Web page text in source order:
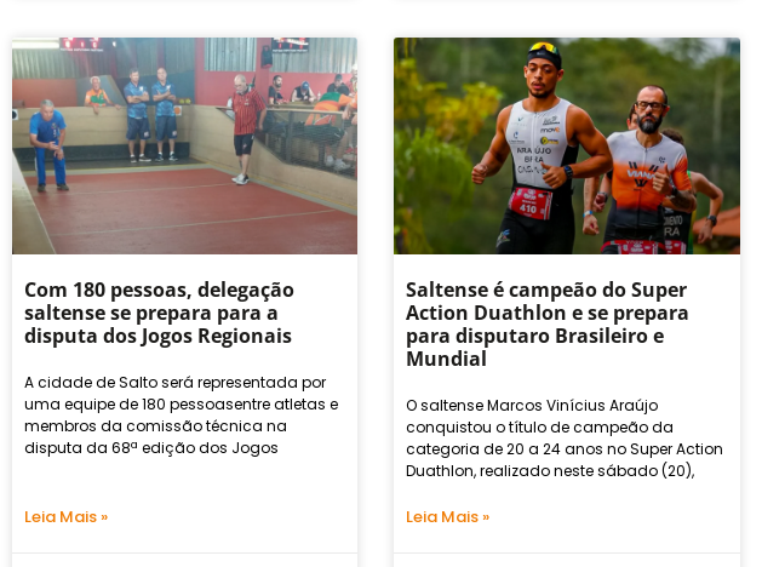
Com 180 pessoas, delegação
saltense se prepara para a
disputa dos Jogos Regionais
A cidade de Salto será representada por
uma equipe de 180 pessoasentre atletas e
membros da comissão técnica na
disputa da 68ª edição dos Jogos
Leia Mais »
Saltense é campeão do Super
Action Duathlon e se prepara
para disputaro Brasileiro e
Mundial
O saltense Marcos Vinícius Araújo
conquistou o título de campeão da
categoria de 20 a 24 anos no Super Action
Duathlon, realizado neste sábado (20),
Leia Mais »